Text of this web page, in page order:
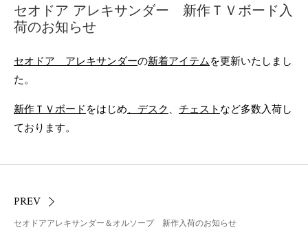
セオドア アレキサンダー 新作ＴＶボード入
荷のお知らせ
セオドア アレキサンダーの新着アイテムを更新いたしまし
た。
新作ＴＶボード をはじめ、デスク 、 チェスト など多数入荷し
ております。
PREV
セオドアアレキサンダー＆オルソープ 新作入荷のお知らせ